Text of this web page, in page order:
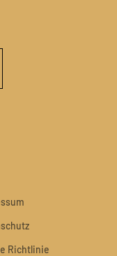
Richtlinie